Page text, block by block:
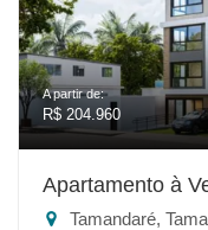
A partir de:
R$ 204.960
Apartamento à
Tamandaré,